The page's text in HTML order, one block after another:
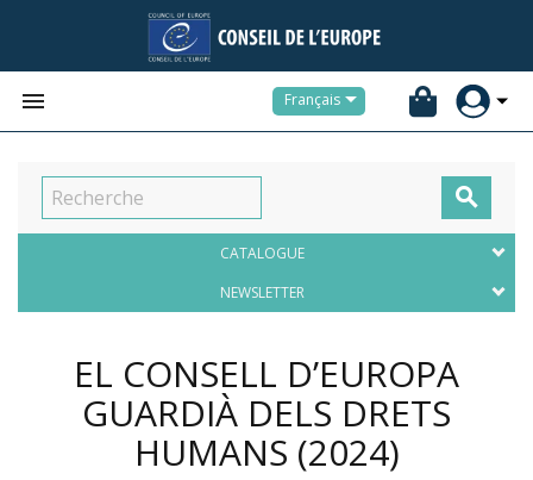
 Français

CATALOGUE
NEWSLETTER
EL CONSELL D’EUROPA
GUARDIÀ DELS DRETS
HUMANS (2024)